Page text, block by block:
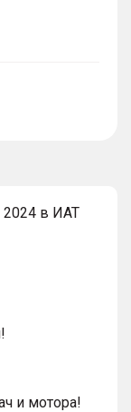
2024 в ИАТ
и мотора!